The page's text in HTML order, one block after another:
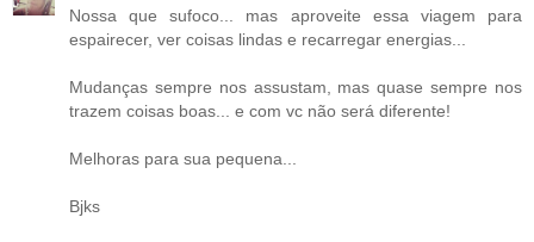
Nossa que sufoco... mas aproveite essa viagem para
espairecer, ver coisas lindas e recarregar energias...
Mudanças sempre nos assustam, mas quase sempre nos
trazem coisas boas... e com vc não será diferente!
Melhoras para sua pequena...
Bjks